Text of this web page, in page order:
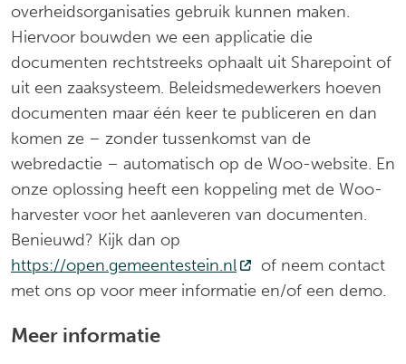
overheidsorganisaties gebruik kunnen maken.
Hiervoor bouwden we een applicatie die
documenten rechtstreeks ophaalt uit Sharepoint of
uit een zaaksysteem. Beleidsmedewerkers hoeven
documenten maar één keer te publiceren en dan
komen ze – zonder tussenkomst van de
webredactie – automatisch op de Woo-website. En
onze oplossing heeft een koppeling met de Woo-
harvester voor het aanleveren van documenten.
Benieuwd? Kijk dan op
https://open.gemeentestein.nl(Deze link gaat naar
of neem contact
met ons op voor meer informatie en/of een demo.
Meer informatie